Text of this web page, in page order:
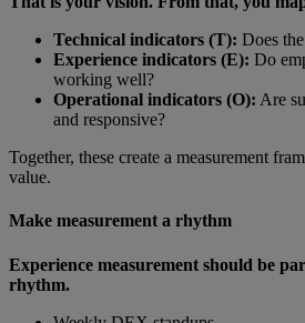
Technical indicators (T): Does
Experience indicators (E): Do
working well?
Operational indicators (O): Are
and responsive?
Together, these create a measurement
value.
Make measurement a rhythm
Experience measurement should be
rhythm.